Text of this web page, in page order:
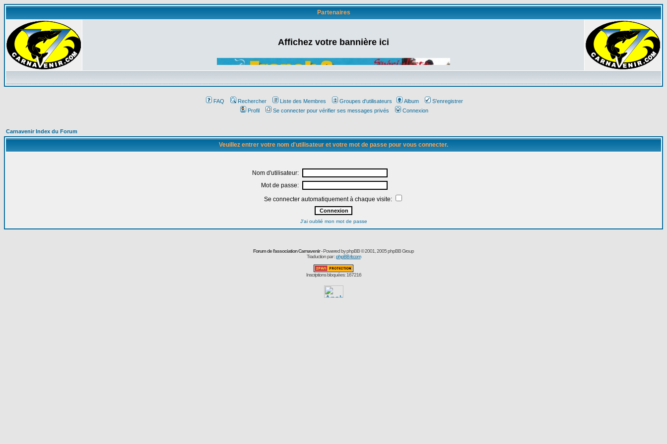
Partenaires
Affichez votre bannière ici
FAQ Rechercher Liste des Membres Groupes d'utilisateurs Album
S'enregistrer
Profil
Se connecter pour vérifier ses messages privés Connexion
Carnavenir Index du Forum
Veuillez entrer votre nom d'utilisateur et votre mot de passe pour vous connecter.
Nom d'utilisateur:
Mot de passe:
Se connecter automatiquement à chaque visite:
J'ai oublié mon mot de passe
Forum de l'association Carnavenir- Powered byphpBB© 2001, 2005 phpBB Group
Traduction par :phpBB-fr.com
Inscriptions bloquées: 167216